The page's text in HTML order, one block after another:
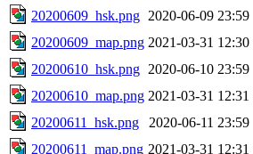
20200609_hsk.png 2020-06-09 23:59
20200609_map.png 2021-03-31 12:30
20200610_hsk.png 2020-06-10 23:59
20200610_map.png 2021-03-31 12:31
20200611_hsk.png
2020-06-11 23:59
20200611_map.png 2021-03-31 12:31